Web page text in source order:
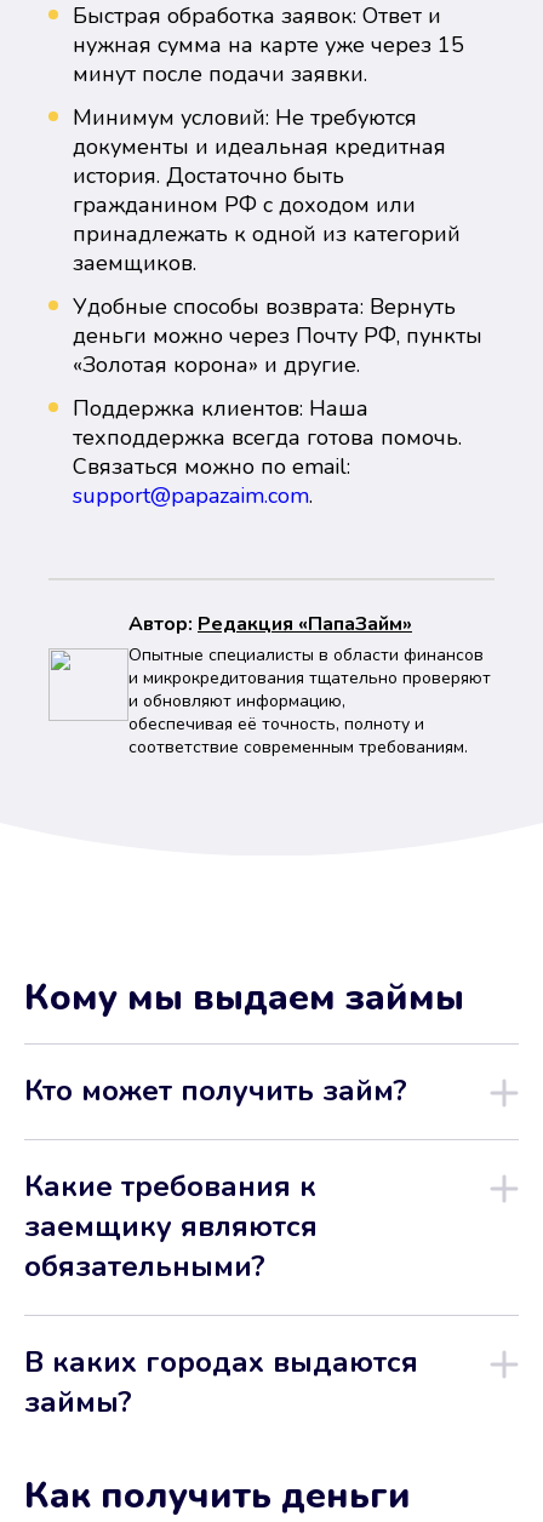
Быстрая обработка заявок: Ответ и
нужная сумма на карте уже через 15
минут после подачи заявки.
Минимум условий: Не требуются
документы и идеальная кредитная
история. Достаточно быть
гражданином РФ с доходом или
принадлежать к одной из категорий
заемщиков.
Удобные способы возврата: Вернуть
деньги можно через Почту РФ, пункты
«Золотая корона» и другие.
Поддержка клиентов: Наша
техподдержка всегда готова помочь.
Связаться можно по email:
support@papazaim.com.
Автор: Peдaкция «ПапаЗайм»
Опытные специалисты в области финансов
и микрокредитования тщательно проверяют
и обновляют информацию,
обеспечивая её точность, полноту и
соответствие современным требованиям.
Кому мы выдаем займы
Кто может получить займ?
Какие требования к
заемщику являются
обязательными?
В каких городах выдаются
займы?
Как получить деньги